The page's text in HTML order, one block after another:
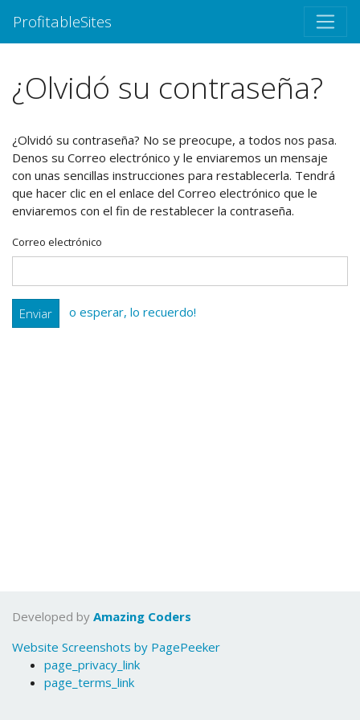
ProfitableSites
¿Olvidó su contraseña?
¿Olvidó su contraseña? No se preocupe, a todos nos pasa.
Denos su Correo electrónico y le enviaremos un mensaje
con unas sencillas instrucciones para restablecerla. Tendrá
que hacer clic en el enlace del Correo electrónico que le
enviaremos con el fin de restablecer la contraseña.
Correo electrónico
o esperar, lo recuerdo!
Developed by Amazing Coders
Website Screenshots by PagePeeker
page_privacy_link
page_terms_link